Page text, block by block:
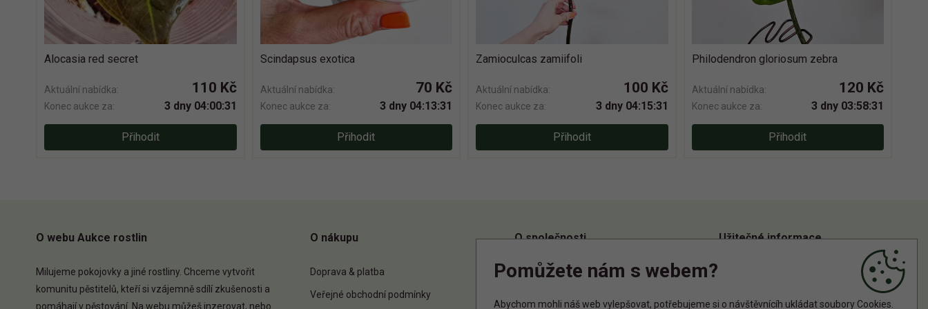
Alocasia red secret
Aktuální nabídka: 110 Kč
Konec aukce za: 3 dny 04:00:30
Přihodit
Scindapsus exotica
Aktuální nabídka: 70 Kč
Konec aukce za: 3 dny 04:13:30
Přihodit
Zamioculcas zamiifoli
Aktuální nabídka: 100 Kč
Konec aukce za: 3 dny 04:15:30
Přihodit
Philodendron gloriosum zebra
Aktuální nabídka: 120 Kč
Konec aukce za: 3 dny 03:58:30
Přihodit
O webu Aukce rostlin
Milujeme pokojovky a jiné rostliny. Chceme vytvořit
komunitu pěstitelů, kteří si vzájemně sdílí zkušenosti a
pomáhají v pěstování. Na webu můžeš inzerovat, nebo
O nákupu
Doprava & platba
Veřejné obchodní podmínky
O společnosti
O nás
Užitečné informace
Informace o zpracování osobních údajů
Pomůžete nám s webem?
Abychom mohli náš web vylepšovat, potřebujeme si o návštěvnícíh ukládat soubory Cookies.